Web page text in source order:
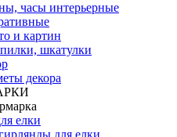
часы интерьерные
и картин
шкатулки
декора
елки
для елки